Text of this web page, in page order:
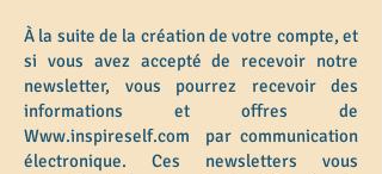
À la suite de la création de votre compte, et
si vous avez accepté de recevoir notre
newsletter, vous pourrez recevoir des
informations et offres de
Www.inspireself.com par communication
électronique. Ces newsletters vous